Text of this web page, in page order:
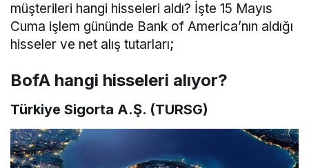
müşterileri hangi hisseleri aldı? İşte 15 Mayıs
Cuma işlem gününde Bank of America’nın aldığı
hisseler ve net alış tutarları;
BofA hangi hisseleri alıyor?
Türkiye Sigorta A.Ş. (TURSG)